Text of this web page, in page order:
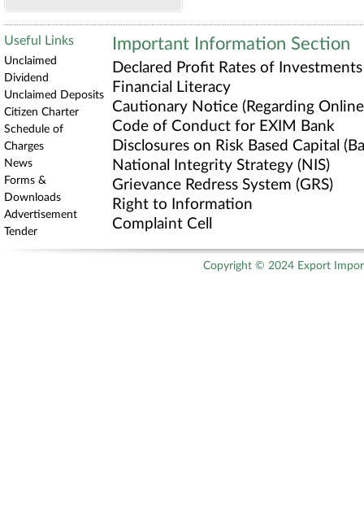
Useful Links
Unclaimed
Dividend
Unclaimed Deposits
Citizen Charter
Schedule of
Charges
News
Forms &
Downloads
Advertisement
Tender
Important Information Section
Declared Profit Rates of Investments
Financial Literacy
Cautionary Notice (Regarding
Code of Conduct for EXIM Bank
Disclosures on Risk Based Capital
National Integrity Strategy (NIS)
Grievance Redress System (GRS)
Right to Information
Complaint Cell
Copyright © 2024 Export